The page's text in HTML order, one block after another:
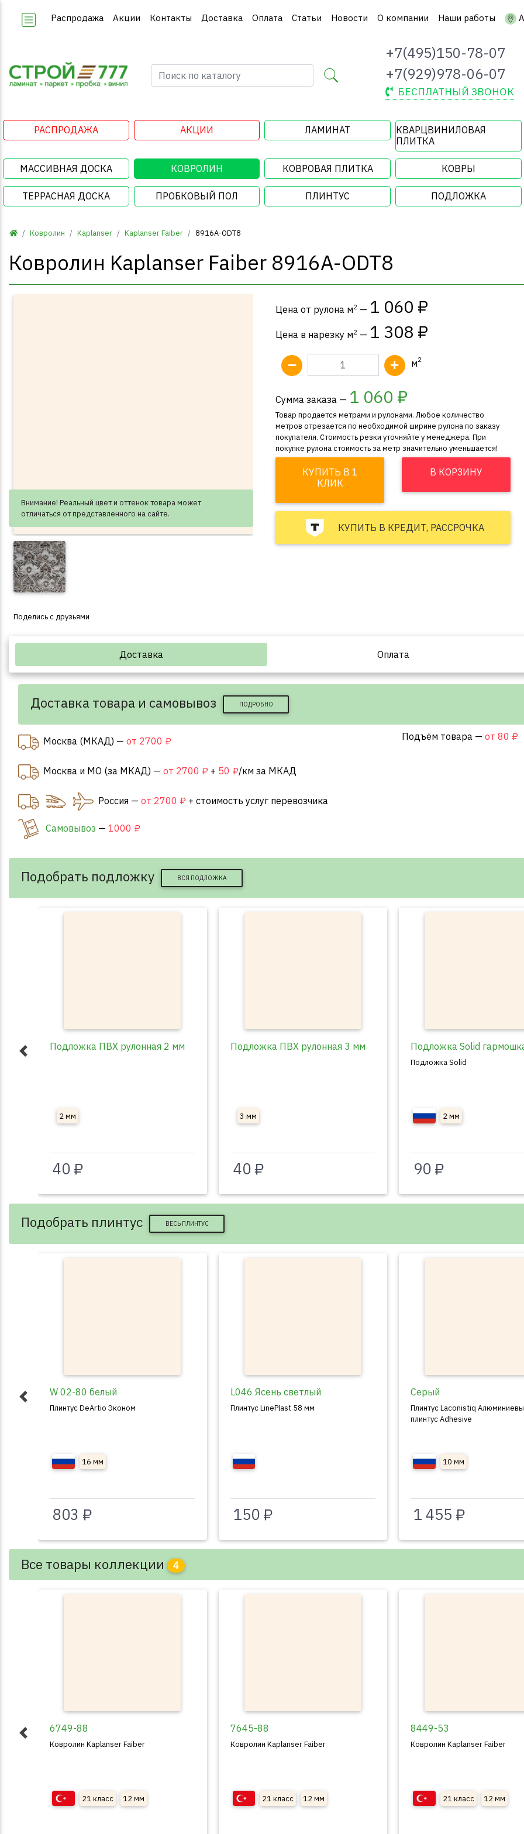
Распродажа Акции Контакты Доставка Оплата Статьи Новости О компании Наши работы
+7(495)150-78-07
+7(929)978-06-07
БЕСПЛАТНЫЙ ЗВОНОК
РАСПРОДАЖА АКЦИИ ЛАМИНАТ
КВАРЦВИНИЛОВАЯ
ПЛИТКА
МАССИВНАЯ ДОСКА КОВРОЛИН КОВРОВАЯ ПЛИТКА КОВРЫ
ТЕРРАСНАЯ ДОСКА ПРОБКОВЫЙ ПОЛ ПЛИНТУС ПОДЛОЖКА
Ковролин Kaplanser Kaplanser Faiber 8916A-ODT8
Ковролин Kaplanser Faiber 8916A-ODT8
Внимание! Реальный цвет и оттенок товара может
отличаться от представленного на сайте.
Цена от рулона м2 — 1 060 ₽
Цена в нарезку м2 — 1 308 ₽
м2
Сумма заказа — 1 060 ₽
Товар продается метрами и рулонами. Любое количество
метров отрезается по необходимой ширине рулона по заказу
покупателя. Стоимость резки уточняйте у менеджера. При
покупке рулона стоимость за метр значительно уменьшается!
КУПИТЬ В 1
КЛИК
В КОРЗИНУ
КУПИТЬ В КРЕДИТ, РАССРОЧКА
Поделись с друзьями
Доставка Оплата
Доставка товара и самовывоз ПОДРОБНО
Москва (МКАД) — от 2700 ₽
Москва и МО (за МКАД) — от 2700 ₽ + 50 ₽/км за МКАД
Россия — от 2700 ₽ + стоимость услуг перевозчика
Самовывоз — 1000 ₽
Подъём товара — от 80 ₽
Подобрать подложку ВСЯ ПОДЛОЖКА
Подложка ПВХ рулонная 2 мм
2 мм
40 ₽
Подложка ПВХ рулонная 3 мм
3 мм
40 ₽
Подложка Solid
Подложка Solid
2 мм
90 ₽
Подобрать плинтус ВЕСЬ ПЛИНТУС
W 02-80 белый
Плинтус DeArtio Эконом
16 мм
803 ₽
L046 Ясень светлый
Плинтус LinePlast 58 мм
150 ₽
Серый
Плинтус Laconistiq
плинтус Adhesive
10 мм
1 455 ₽
Все товары коллекции 4
6749-88
Ковролин Kaplanser Faiber
21 класс 12 мм
7645-88
Ковролин Kaplanser Faiber
21 класс 12 мм
8449-53
Ковролин Kaplanser Faiber
21 класс 12 мм